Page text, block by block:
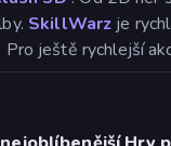
SkillWarz je
Pro ještě rychlejší